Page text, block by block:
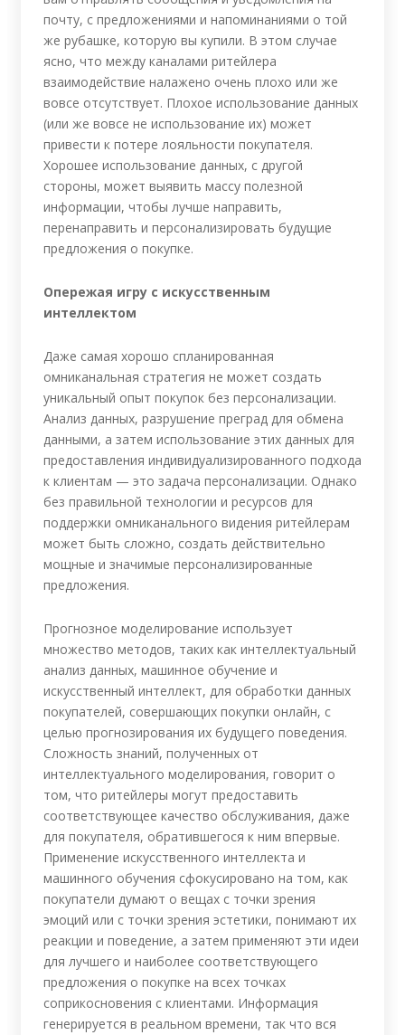
почту, с предложениями и напоминаниями о той
же рубашке, которую вы купили. В этом случае
ясно, что между каналами ритейлера
взаимодействие налажено очень плохо или же
вовсе отсутствует. Плохое использование данных
(или же вовсе не использование их) может
привести к потере лояльности покупателя.
Хорошее использование данных, с другой
стороны, может выявить массу полезной
информации, чтобы лучше направить,
перенаправить и персонализировать будущие
предложения о покупке.
Опережая игру с искусственным
интеллектом
Даже самая хорошо спланированная
омниканальная стратегия не может создать
уникальный опыт покупок без персонализации.
Анализ данных, разрушение преград для обмена
данными, а затем использование этих данных для
предоставления индивидуализированного подхода
к клиентам — это задача персонализации. Однако
без правильной технологии и ресурсов для
поддержки омниканального видения ритейлерам
может быть сложно, создать действительно
мощные и значимые персонализированные
предложения.
Прогнозное моделирование использует
множество методов, таких как интеллектуальный
анализ данных, машинное обучение и
искусственный интеллект, для обработки данных
покупателей, совершающих покупки онлайн, с
целью прогнозирования их будущего поведения.
Сложность знаний, полученных от
интеллектуального моделирования, говорит о
том, что ритейлеры могут предоставить
соответствующее качество обслуживания, даже
для покупателя, обратившегося к ним впервые.
Применение искусственного интеллекта и
машинного обучения сфокусировано на том, как
покупатели думают о вещах с точки зрения
эмоций или с точки зрения эстетики, понимают их
реакции и поведение, а затем применяют эти идеи
для лучшего и наиболее соответствующего
предложения о покупке на всех точках
соприкосновения с клиентами. Информация
генерируется в реальном времени, так что вся